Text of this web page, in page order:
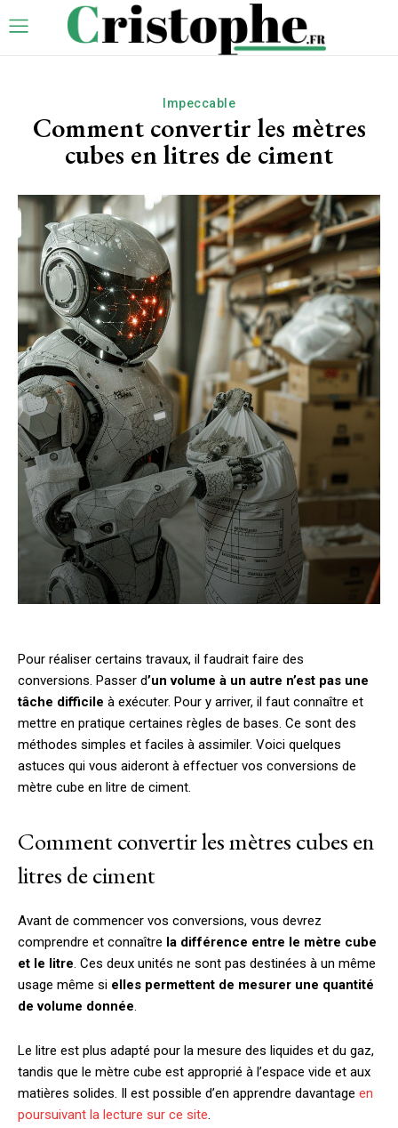
Impeccable
Comment convertir les mètres
cubes en litres de ciment
Pour réaliser certains travaux, il faudrait faire des
conversions. Passer d’un volume à un autre n’est pas une
tâche difficile à exécuter. Pour y arriver, il faut connaître et
mettre en pratique certaines règles de bases. Ce sont des
méthodes simples et faciles à assimiler. Voici quelques
astuces qui vous aideront à effectuer vos conversions de
mètre cube en litre de ciment.
Comment convertir les mètres cubes en
litres de ciment
Avant de commencer vos conversions, vous devrez
comprendre et connaître la différence entre le mètre cube
et le litre. Ces deux unités ne sont pas destinées à un même
usage même si elles permettent de mesurer une quantité
de volume donnée.
Le litre est plus adapté pour la mesure des liquides et du gaz,
tandis que le mètre cube est approprié à l’espace vide et aux
matières solides. Il est possible d’en apprendre davantage en
poursuivant la lecture sur ce site.